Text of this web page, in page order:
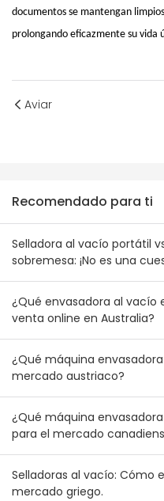
documentos se mantengan
prolongando eficazmente su vida
Aviar
Recomendado para ti
Selladora al vacío portátil
sobremesa: ¡No es una
de combinación de
y neozelandeses
¿Qué envasadora al vacío
venta online en Australia?
¿Qué máquina
mercado austriaco?
¿Qué máquina
para el mercado
Selladoras al vacío: Cómo
mercado griego.